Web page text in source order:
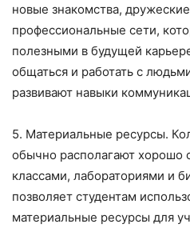
новые знакомства,
профессиональные сети,
полезными в будущей
общаться и работать с
развивают навыки
5. Материальные ресурсы.
обычно располагают хорошо
классами, лабораториями и
позволяет студентам
материальные ресурсы для